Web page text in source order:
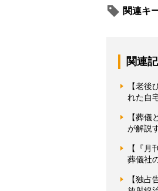
関連キ
関連
【老
れた自
【葬
が解説
【『
葬儀社
【独